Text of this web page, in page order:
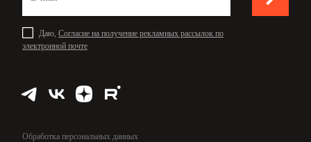
Даю, Согласие на получение рекламных рассылок по
электронной почте
Обработка персональных данных